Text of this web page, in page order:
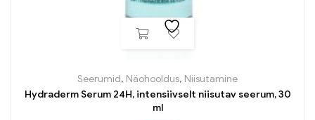
Seerumid, Näohooldus, Niisutamine
Hydraderm Serum 24H, intensiivselt niisutav seerum, 30
ml